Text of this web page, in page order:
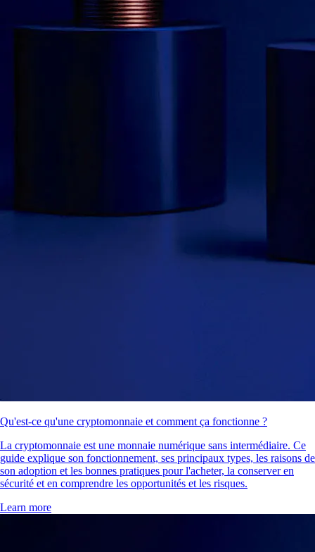
Qu'est-ce qu'une cryptomonnaie et comment ça fonctionne ?
La cryptomonnaie est une monnaie numérique sans intermédiaire. Ce
guide explique son fonctionnement, ses principaux types, les raisons de
son adoption et les bonnes pratiques pour l'acheter, la conserver en
sécurité et en comprendre les opportunités et les risques.
Learn more